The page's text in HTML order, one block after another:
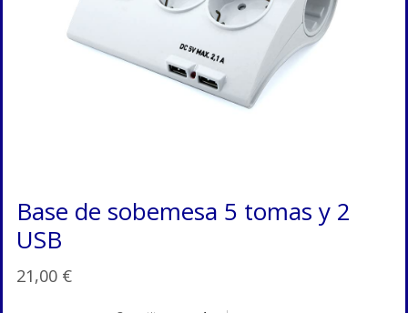
Base de sobemesa 5 tomas y 2
USB
21,00 €